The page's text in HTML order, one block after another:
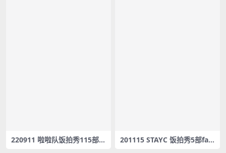
220911 啦啦队饭拍秀115部fa
201115 STAYC 饭拍秀5部fan